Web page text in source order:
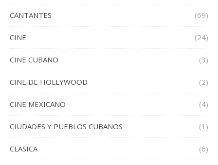
CANTANTES (69)
CINE (24)
CINE CUBANO (3)
CINE DE HOLLYWOOD (2)
CINE MEXICANO (4)
CIUDADES Y PUEBLOS CUBANOS (1)
CLASICA (6)